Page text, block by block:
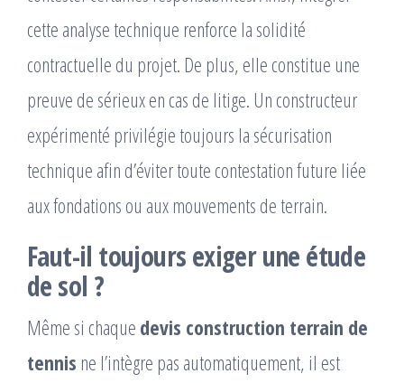
cette analyse technique renforce la solidité
contractuelle du projet. De plus, elle constitue une
preuve de sérieux en cas de litige. Un constructeur
expérimenté privilégie toujours la sécurisation
technique afin d’éviter toute contestation future liée
aux fondations ou aux mouvements de terrain.
Faut-il toujours exiger une étude
de sol ?
Même si chaque devis construction terrain de
tennis ne l’intègre pas automatiquement, il est